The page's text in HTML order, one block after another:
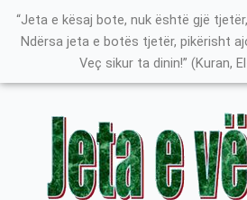
“Jeta e kësaj bote, nuk është gjë
Ndërsa jeta e botës tjetër, pikërisht
Veç sikur ta dinin!” (Kuran,
K
a
e